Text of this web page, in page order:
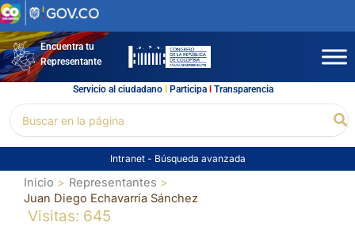
Ir
al
contenidoEncuentra tu
Representante
Servicio al ciudadano l Participal Transparencia
por:
Intranet - Búsqueda avanzada
Inicio
Representantes
Juan Diego Echavarría Sánchez
Visitas: 645